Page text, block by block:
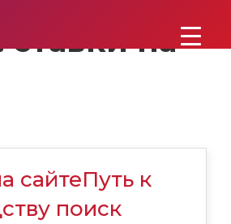
ставки на
сайтеПуть к
поиск